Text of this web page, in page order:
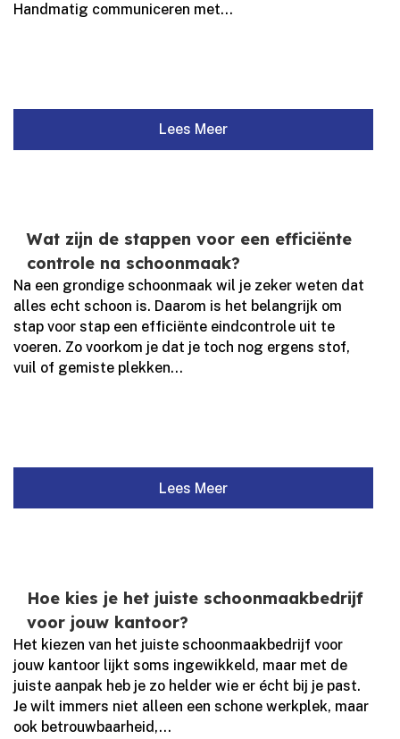
Handmatig communiceren met...
Lees Meer
Wat zijn de stappen voor een efficiënte
controle na schoonmaak?
Na een grondige schoonmaak wil je zeker weten dat
alles echt schoon is.​ Daarom is het belangrijk om
stap voor stap een efficiënte eindcontrole uit te
voeren.​ Zo voorkom je dat je toch nog ergens stof,
vuil of gemiste plekken...
Lees Meer
Hoe kies je het juiste schoonmaakbedrijf
voor jouw kantoor?
Het kiezen van het juiste schoonmaakbedrijf voor
jouw kantoor lijkt soms ingewikkeld, maar met de
juiste aanpak heb je zo helder wie er écht bij je past.​
Je wilt immers niet alleen een schone werkplek, maar
ook betrouwbaarheid,...